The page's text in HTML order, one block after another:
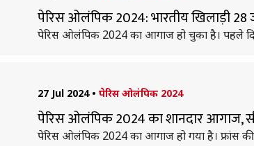
पेरिस ओलंपिक 2024: भारतीय खिलाड़ी
पेरिस ओलंपिक 2024 का आगाज हो चुका है। पहले
27 Jul 2024 • पेरिस ओलंपिक 2024
पेरिस ओलंपिक 2024 का शानदार आगाज,
पेरिस ओलंपिक 2024 का आगाज हो गया है। फ्रांस